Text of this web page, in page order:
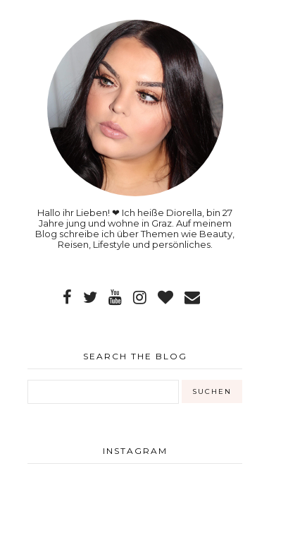
Hallo ihr Lieben! ❤ Ich heiße Diorella, bin 27
Jahre jung und wohne in Graz. Auf meinem
Blog schreibe ich über Themen wie Beauty,
Reisen, Lifestyle und persönliches.
SEARCH THE BLOG
INSTAGRAM